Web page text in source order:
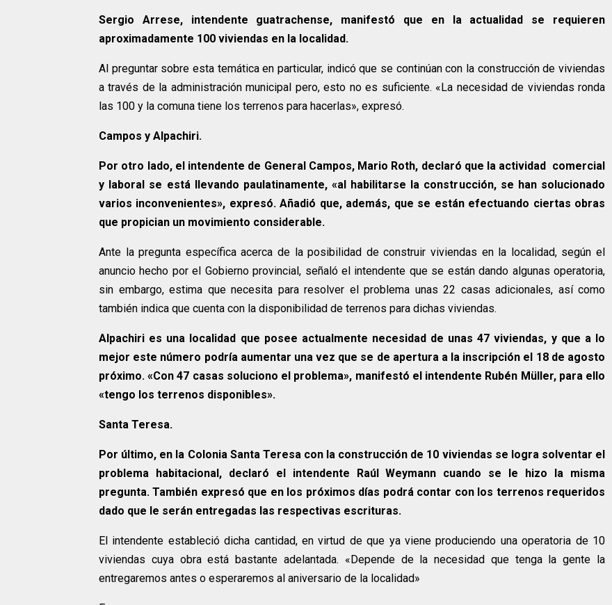
Sergio Arrese, intendente guatrachense, manifestó que en la actualidad se requieren
aproximadamente 100 viviendas en la localidad.
Al preguntar sobre esta temática en particular, indicó que se continúan con la construcción de viviendas
a través de la administración municipal pero, esto no es suficiente. «La necesidad de viviendas ronda
las 100 y la comuna tiene los terrenos para hacerlas», expresó.
Campos y Alpachiri.
Por otro lado, el intendente de General Campos, Mario Roth, declaró que la actividad comercial
y laboral se está llevando paulatinamente, «al habilitarse la construcción, se han solucionado
varios inconvenientes», expresó. Añadió que, además, que se están efectuando ciertas obras
que propician un movimiento considerable.
Ante la pregunta específica acerca de la posibilidad de construir viviendas en la localidad, según el
anuncio hecho por el Gobierno provincial, señaló el intendente que se están dando algunas operatoria,
sin embargo, estima que necesita para resolver el problema unas 22 casas adicionales, así como
también indica que cuenta con la disponibilidad de terrenos para dichas viviendas.
Alpachiri es una localidad que posee actualmente necesidad de unas 47 viviendas, y que a lo
mejor este número podría aumentar una vez que se de apertura a la inscripción el 18 de agosto
próximo. «Con 47 casas soluciono el problema», manifestó el intendente Rubén Müller, para ello
«tengo los terrenos disponibles».
Santa Teresa.
Por último, en la Colonia Santa Teresa con la construcción de 10 viviendas se logra solventar el
problema habitacional, declaró el intendente Raúl Weymann cuando se le hizo la misma
pregunta. También expresó que en los próximos días podrá contar con los terrenos requeridos
dado que le serán entregadas las respectivas escrituras.
El intendente estableció dicha cantidad, en virtud de que ya viene produciendo una operatoria de 10
viviendas cuya obra está bastante adelantada. «Depende de la necesidad que tenga la gente la
entregaremos antes o esperaremos al aniversario de la localidad»